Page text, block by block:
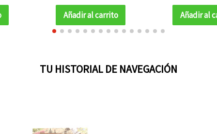
Añadir al carrito Añadir al
TU HISTORIAL DE NAVEGACIÓN